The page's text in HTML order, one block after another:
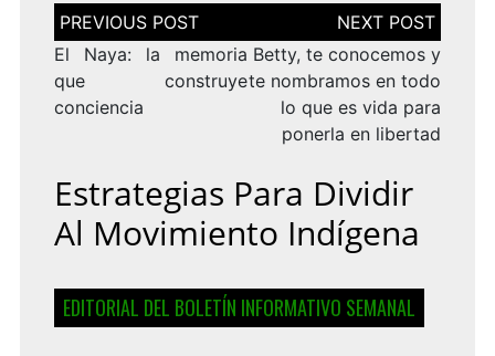
Navegación
de
entradas
El Naya: la memoria
que construye
conciencia
Betty, te conocemos y
te nombramos en todo
lo que es vida para
ponerla en libertad
Estrategias Para Dividir
Al Movimiento Indígena
EDITORIAL DEL BOLETÍN INFORMATIVO SEMANAL